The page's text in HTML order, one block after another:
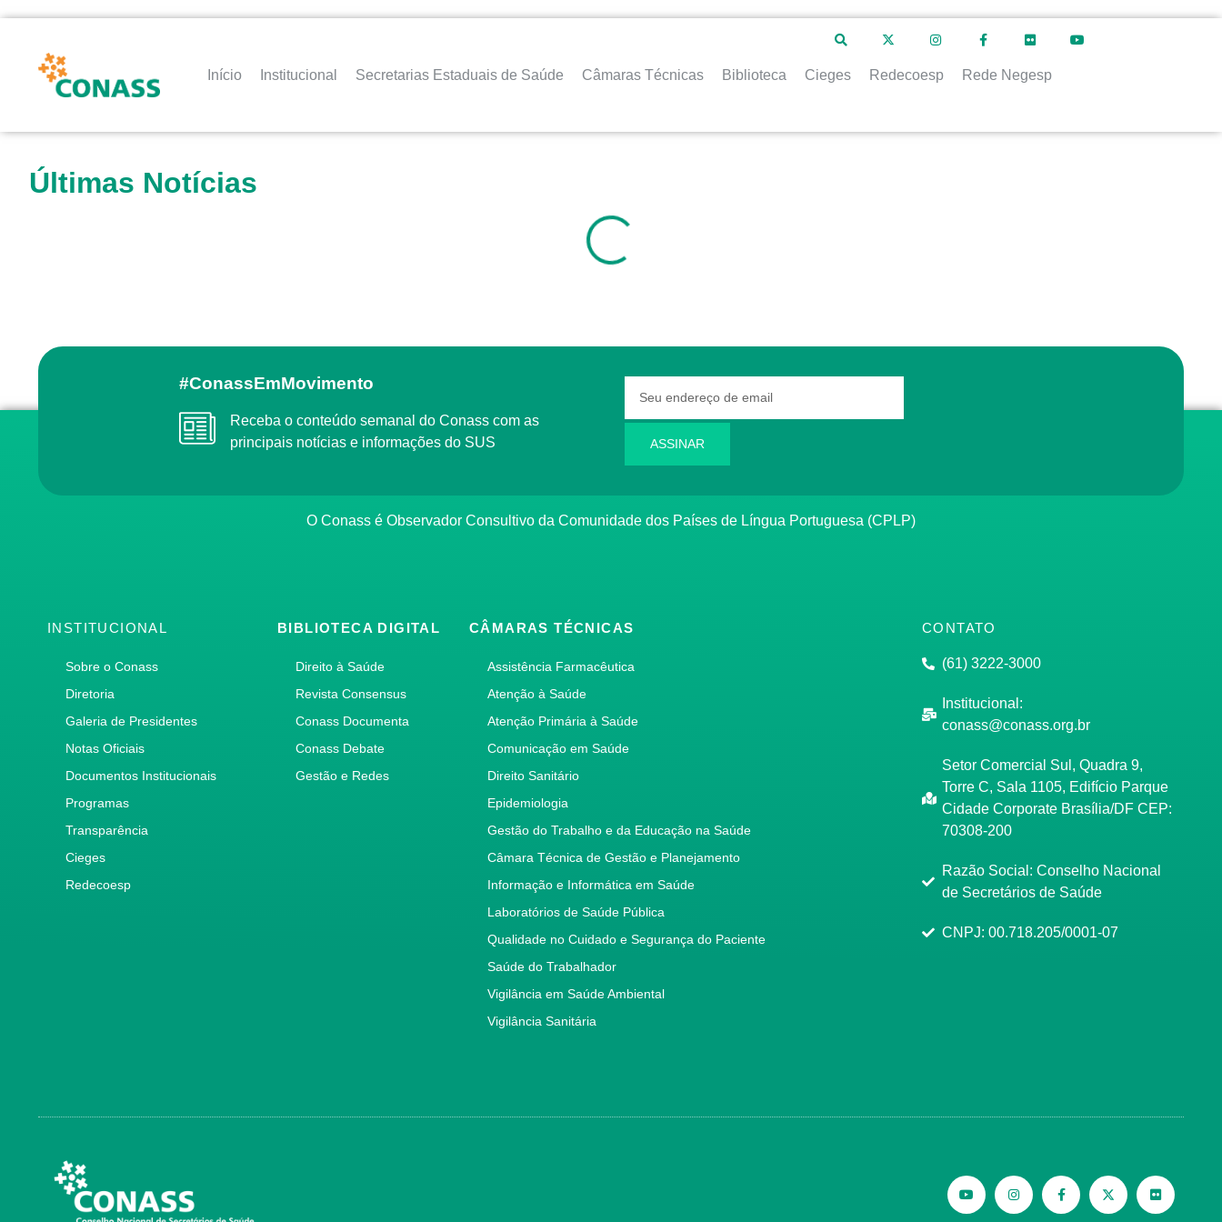
Início Institucional Secretarias Estaduais de Saúde Câmaras Técnicas Biblioteca Cieges Redecoesp Rede Negesp
Últimas Notícias
#ConassEmMovimento
Receba o conteúdo semanal do Conass com as
principais notícias e informações do SUS
ASSINAR
O Conass é Observador Consultivo da Comunidade dos Países de Língua Portuguesa (CPLP)
INSTITUCIONAL
Sobre o Conass
Diretoria
Galeria de Presidentes
Notas Oficiais
Documentos Institucionais
Programas
Transparência
Cieges
Redecoesp
BIBLIOTECA DIGITAL
Direito à Saúde
Revista Consensus
Conass Documenta
Conass Debate
Gestão e Redes
CÂMARAS TÉCNICAS
Assistência Farmacêutica
Atenção à Saúde
Atenção Primária à Saúde
Comunicação em Saúde
Direito Sanitário
Epidemiologia
Gestão do Trabalho e da Educação na Saúde
Câmara Técnica de Gestão e Planejamento
Informação e Informática em Saúde
Laboratórios de Saúde Pública
Qualidade no Cuidado e Segurança do Paciente
Saúde do Trabalhador
Vigilância em Saúde Ambiental
Vigilância Sanitária
CONTATO
(61) 3222-3000
Institucional:
conass@conass.org.br
Setor Comercial Sul, Quadra 9,
Torre C, Sala 1105, Edifício Parque
Cidade Corporate Brasília/DF CEP:
70308-200
Razão Social: Conselho Nacional
de Secretários de Saúde
CNPJ: 00.718.205/0001-07